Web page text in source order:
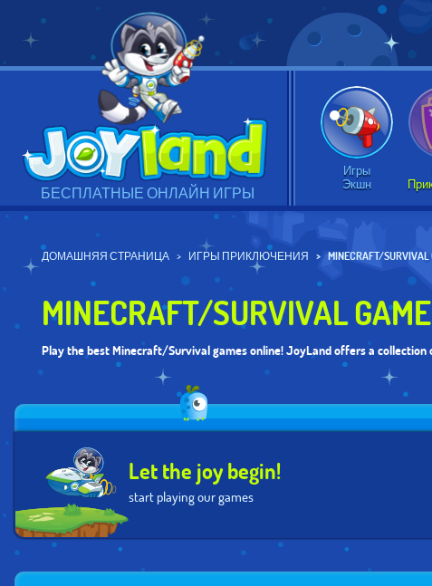
БЕСПЛАТНЫЕ ОНЛАЙН ИГРЫ
Игры
Экшн
ДОМАШНЯЯ СТРАНИЦА ИГРЫ ПРИКЛЮЧЕНИЯ MINECRAFT/SURVIVAL
MINECRAFT/SURVIVAL
Play the best Minecraft/Survival games online! JoyLand offers a
Let the joy begin!
start playing our games